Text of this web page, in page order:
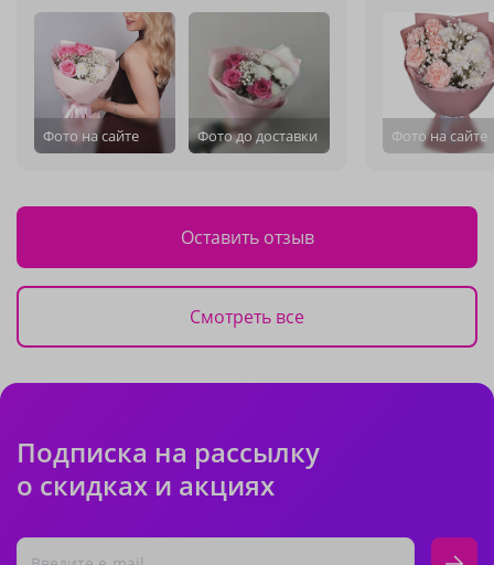
Фото на сайте Фото до доставки Фото на сайте
Оставить отзыв
Смотреть все
Подписка на рассылку
о скидках и акциях